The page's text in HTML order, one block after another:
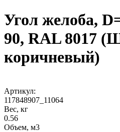
Угол желоба,
90, RAL 8017
коричневый)
Артикул:
117848907_11064
Вес, кг
0.56
Объем, м3